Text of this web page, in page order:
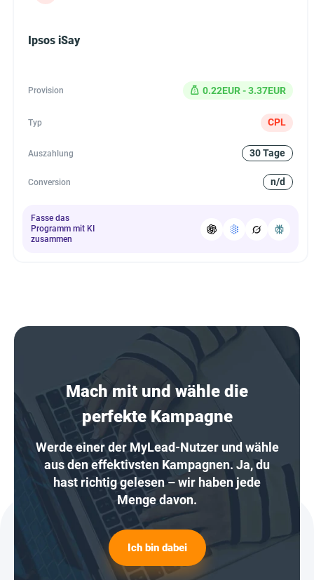
Ipsos iSay
Provision 0.22EUR - 3.37EUR
Typ CPL
Auszahlung 30 Tage
Conversion n/d
Fasse das
Programm mit KI
zusammen
Mach mit und wähle die
perfekte Kampagne
Werde einer der MyLead-Nutzer und wähle
aus den effektivsten Kampagnen. Ja, du
hast richtig gelesen – wir haben jede
Menge davon.
Ich bin dabei